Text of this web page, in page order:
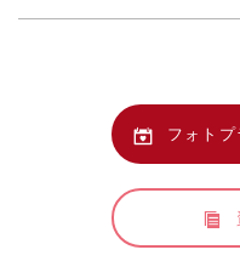
フォト